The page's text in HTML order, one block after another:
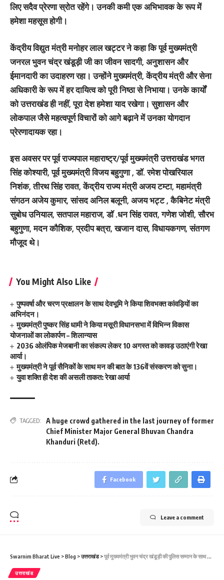
लिए सदैव प्रेरणा स्रोत रहेंगे। उनकी कमी एक अभिभावक के रूप में
हमेशा महसूस होगी।
केंद्रीय विद्युत मंत्री मनोहर लाल खट्टर ने कहा कि पूर्व मुख्यमंत्री
जनरल भुवन चंद्र खंडूड़ी जी का जीवन सादगी, अनुशासन और
ईमानदारी का उदाहरण रहा। उन्होंने मुख्यमंत्री, केंद्रीय मंत्री और सेना
अधिकारी के रूप में हर दायित्व को पूरी निष्ठा से निभाया। उनके कार्यों
को उत्तराखंड ही नहीं, पूरा देश हमेशा याद रखेगा। सुशासन और
लोकपाल जैसे महत्वपूर्ण विचारों को आगे बढ़ाने में उनका योगदान
प्रेरणादायक रहा।
इस अवसर पर पूर्व राज्यपाल महाराष्ट्र/पूर्व मुख्यमंत्री उत्तराखंड भगत
सिंह कोश्यारी, पूर्व मुख्यमंत्री विजय बहुगुणा , डॉ. रमेश पोखरियाल
निशंक, तीरथ सिंह रावत, केंद्रीय राज्य मंत्री अजय टम्टा, महामंत्री
संगठन अजेय कुमार, सांसद अनिल बलूनी, अजय भट्ट , कैबिनेट मंत्री
सुबोध उनियाल, सतपाल महाराज, डॉ .धन सिंह रावत, गणेश जोशी, सौरभ
बहुगुणा, मदन कौशिक, प्रदीप बत्रा, खजान दास, विधायकगण, संतगण
मौजूद थे।
You Might Also Like
पुष्पवर्षा और चरण प्रक्षालन के साथ देवभूमि ने किया शिवभक्त कांवड़ियों का
अभिनंदन।
मुख्यमंत्री पुष्कर सिंह धामी ने किया मसूरी विधानसभा में विभिन्न विकास
योजनाओं का लोकार्पण – शिलान्यास
2036 ओलंपिक मेजबानी का संकल्प लेकर 10 अगस्त को कावड़ उठाएंगी रेखा
आर्या।
मुख्यमंत्री ने पूर्व सैनिकों के साथ मन की बात के 136वें संस्करण को सुना।
युवा शक्ति ही देश की असली ताकत: रेखा आर्या
TAGGED:
A huge crowd gathered in the last journey of former
Chief Minister Major General Bhuvan Chandra
Khanduri (Retd).
Facebook
Leave a comment
Swarnim Bharat Live >Blog >उत्तराखंड>पूर्व मुख्यमंत्री भुवन चंद्र खंडूड़ी की पुलिस सम्मान के साथ कल होगी अंत्येष्टि, प्रदेश में रहेगा सार्वजनिक अवकाश।
उत्तराखंड